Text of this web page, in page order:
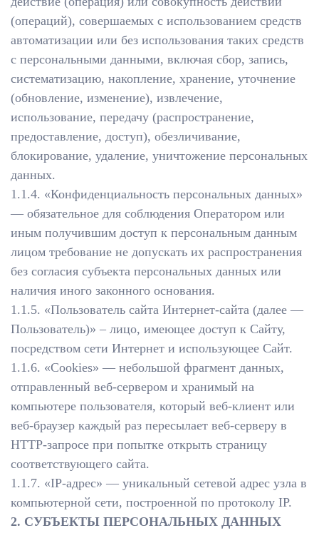
(операций), совершаемых с использованием средств
автоматизации или без использования таких средств
с персональными данными, включая сбор, запись,
систематизацию, накопление, хранение, уточнение
(обновление, изменение), извлечение,
использование, передачу (распространение,
предоставление, доступ), обезличивание,
блокирование, удаление, уничтожение персональных
данных.
1.1.4. «Конфиденциальность персональных данных»
— обязательное для соблюдения Оператором или
иным получившим доступ к персональным данным
лицом требование не допускать их распространения
без согласия субъекта персональных данных или
наличия иного законного основания.
1.1.5. «Пользователь сайта Интернет-сайта (далее —
Пользователь)» – лицо, имеющее доступ к Сайту,
посредством сети Интернет и использующее Сайт.
1.1.6. «Cookies» — небольшой фрагмент данных,
отправленный веб-сервером и хранимый на
компьютере пользователя, который веб-клиент или
веб-браузер каждый раз пересылает веб-серверу в
HTTP-запросе при попытке открыть страницу
соответствующего сайта.
1.1.7. «IP-адрес» — уникальный сетевой адрес узла в
компьютерной сети, построенной по протоколу IP.
2. СУБЪЕКТЫ ПЕРСОНАЛЬНЫХ ДАННЫХ